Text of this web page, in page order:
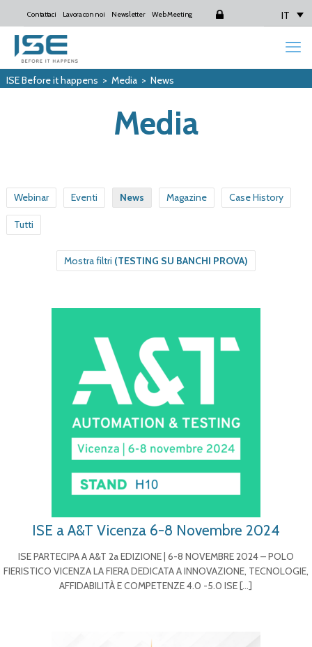
Contattaci Lavora con noi Newsletter Web Meeting IT
ISE Before it happens > Media> News
Media
Webinar Eventi News Magazine Case History
Tutti
Mostra filtri (TESTING SU BANCHI PROVA)
ISE a A&T Vicenza 6-8 Novembre 2024
ISE PARTECIPA A A&T 2a EDIZIONE | 6-8 NOVEMBRE 2024 – POLO
FIERISTICO VICENZA LA FIERA DEDICATA A INNOVAZIONE, TECNOLOGIE,
AFFIDABILITÀ E COMPETENZE 4.0 -5.0 ISE[…]